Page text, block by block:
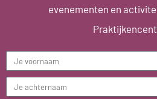
evenementen en